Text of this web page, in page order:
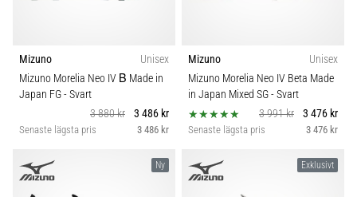
Mizuno
Unisex
Mizuno Morelia Neo IV Β Made in
Japan FG- Svart
3 880 kr
3 486 kr
Senaste lägsta pris 3 486 kr
Mizuno
Unisex
Mizuno Morelia Neo IV Beta Made
in Japan Mixed SG- Svart
3 991 kr
3 476 kr
Senaste lägsta pris 3 476 kr
Ny Exklusivt